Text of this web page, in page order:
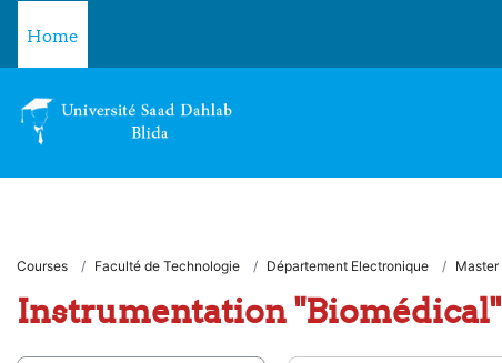
Home
Courses Faculté de Technologie Département Electronique Master
Instrumentation "Biomédical"